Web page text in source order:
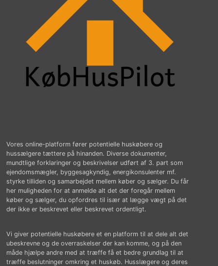
Vores online-platform fører potentielle huskøbere og
hussælgere tættere på hinanden. Diverse dokumenter,
mundtlige forklaringer og beskrivelser udført af 3. part som
ejendomsmægler, byggesagkyndig, energikonsulenter mf.
styrke tilliden og samarbejdet mellem køber og sælger. Du får
her muligheden for at anmelde alt det der foregår mellem
køber og sælger, du opfordres til især at lægge vægt på det
der ikke er beskrevet eller beskrevet ordentligt.
Vi giver potentielle huskøbere et en platform til at dele alt det
ubeskrevne og de overraskelser der kan komme, og på den
måde hjælpe andre med at træffe få et bedre grundlag til at
træffe beslutninger omkring et huskøb. Husslægere og deres